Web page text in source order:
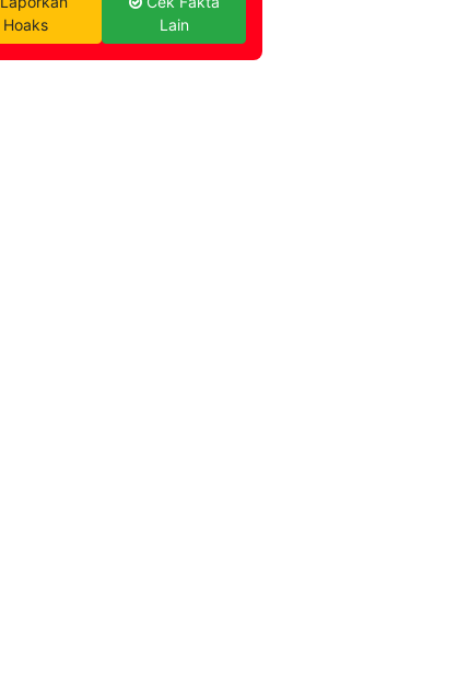
Hoaks
Lain